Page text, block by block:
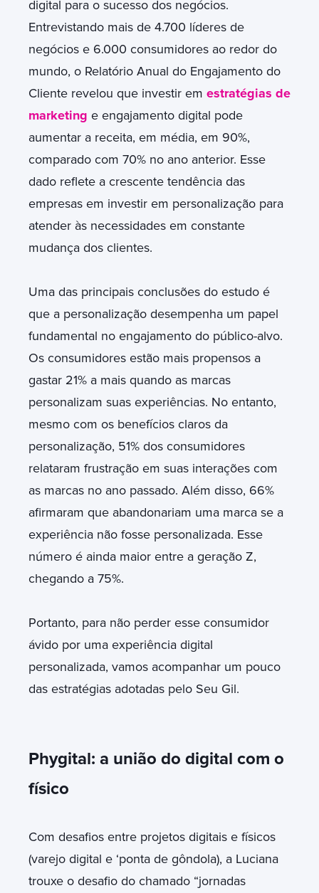
digital para o sucesso dos negócios.
Entrevistando mais de 4.700 líderes de
negócios e 6.000 consumidores ao redor do
mundo, o Relatório Anual do Engajamento do
Cliente revelou que investir em estratégias de
marketing e engajamento digital pode
aumentar a receita, em média, em 90%,
comparado com 70% no ano anterior. Esse
dado reflete a crescente tendência das
empresas em investir em personalização para
atender às necessidades em constante
mudança dos clientes.
Uma das principais conclusões do estudo é
que a personalização desempenha um papel
fundamental no engajamento do público-alvo.
Os consumidores estão mais propensos a
gastar 21% a mais quando as marcas
personalizam suas experiências. No entanto,
mesmo com os benefícios claros da
personalização, 51% dos consumidores
relataram frustração em suas interações com
as marcas no ano passado. Além disso, 66%
afirmaram que abandonariam uma marca se a
experiência não fosse personalizada. Esse
número é ainda maior entre a geração Z,
chegando a 75%.
Portanto, para não perder esse consumidor
ávido por uma experiência digital
personalizada, vamos acompanhar um pouco
das estratégias adotadas pelo Seu Gil.
Phygital: a união do digital com o
físico
Com desafios entre projetos digitais e físicos
(varejo digital e ‘ponta de gôndola), a Luciana
trouxe o desafio do chamado “jornadas